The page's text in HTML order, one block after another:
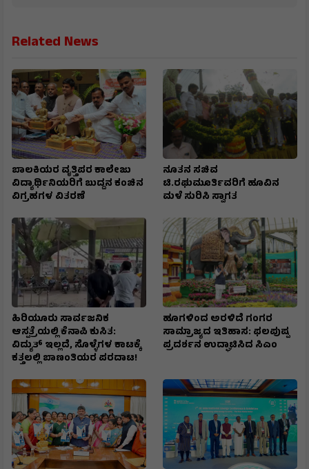
Related News
ಬಾಲಕಿಯರ ವೃತ್ತಿಪರ ಕಾಲೇಜು
ವಿದ್ಯಾರ್ಥಿನಿಯರಿಗೆ ಬುದ್ದನ ಕಂಚಿನ
ವಿಗ್ರಹಗಳ ವಿತರಣೆ
ನೂತನ ಸಚಿವ
ಟಿ.ರಘುಮೂರ್ತಿವರಿಗೆ ಹೂವಿನ
ಮಳೆ ಸುರಿಸಿ ಸ್ವಾಗತ
ಹಿರಿಯೂರು ಸಾರ್ವಜನಿಕ
ಆಸ್ಪತ್ರೆಯಲ್ಲಿ ಕೆನಾಪಿ ಕುಸಿತ:
ವಿದ್ಯುತ್‌ ಇಲ್ಲದೆ, ಸೊಳ್ಳೆಗಳ ಕಾಟಕ್ಕೆ
ಕತ್ತಲಲ್ಲಿ ಬಾಣಂತಿಯರ ಪರದಾಟ!
ಹೂಗಳಿಂದ ಅರಳಿದೆ ಗಂಗರ
ಸಾಮ್ರಾಜ್ಯದ ಇತಿಹಾಸ: ಫಲಪುಷ್ಪ
ಪ್ರದರ್ಶನ ಉದ್ಘಾಟಿಸಿದ ಸಿಎಂ